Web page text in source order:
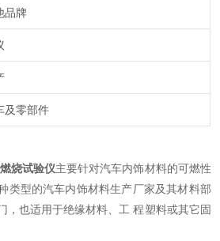
品牌
及零部件
烧试验仪主要针对汽车内饰材料的可燃性
类型的汽车内饰材料生产厂家及其材料部
，也适用于绝缘材料、工 程塑料或其它固